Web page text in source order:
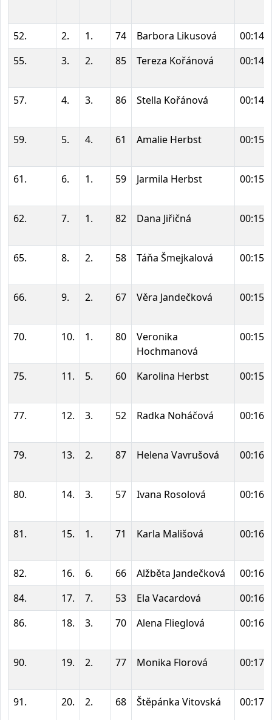
52. 2. 1. 74 Barbora Likusová
55.
3. 2. 85 Tereza Kořánová
57. 4. 3. 86 Stella Kořánová
59. 5. 4. 61 Amalie Herbst
61. 6. 1. 59 Jarmila Herbst
62. 7. 1. 82 Dana Jiřičná
65. 8. 2. 58 Táňa Šmejkalová
66. 9. 2. 67 Věra Jandečková
70. 10. 1. 80
Veronika
Hochmanová
75. 11. 5. 60 Karolina Herbst
77. 12. 3. 52 Radka Noháčová
79. 13. 2. 87 Helena Vavrušová
80. 14. 3. 57 Ivana Rosolová
81. 15. 1. 71 Karla Mališová
82. 16. 6. 66 Alžběta Jandečková
84.
17. 7. 53 Ela Vacardová
86.
18. 3. 70 Alena Flieglová
90. 19. 2. 77 Monika Florová
91. 20. 2. 68 Štěpánka Vitovská